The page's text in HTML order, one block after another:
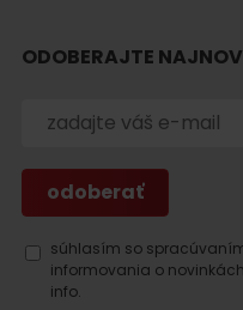
ODOBERAJTE
súhlasím so
informovania o
info.